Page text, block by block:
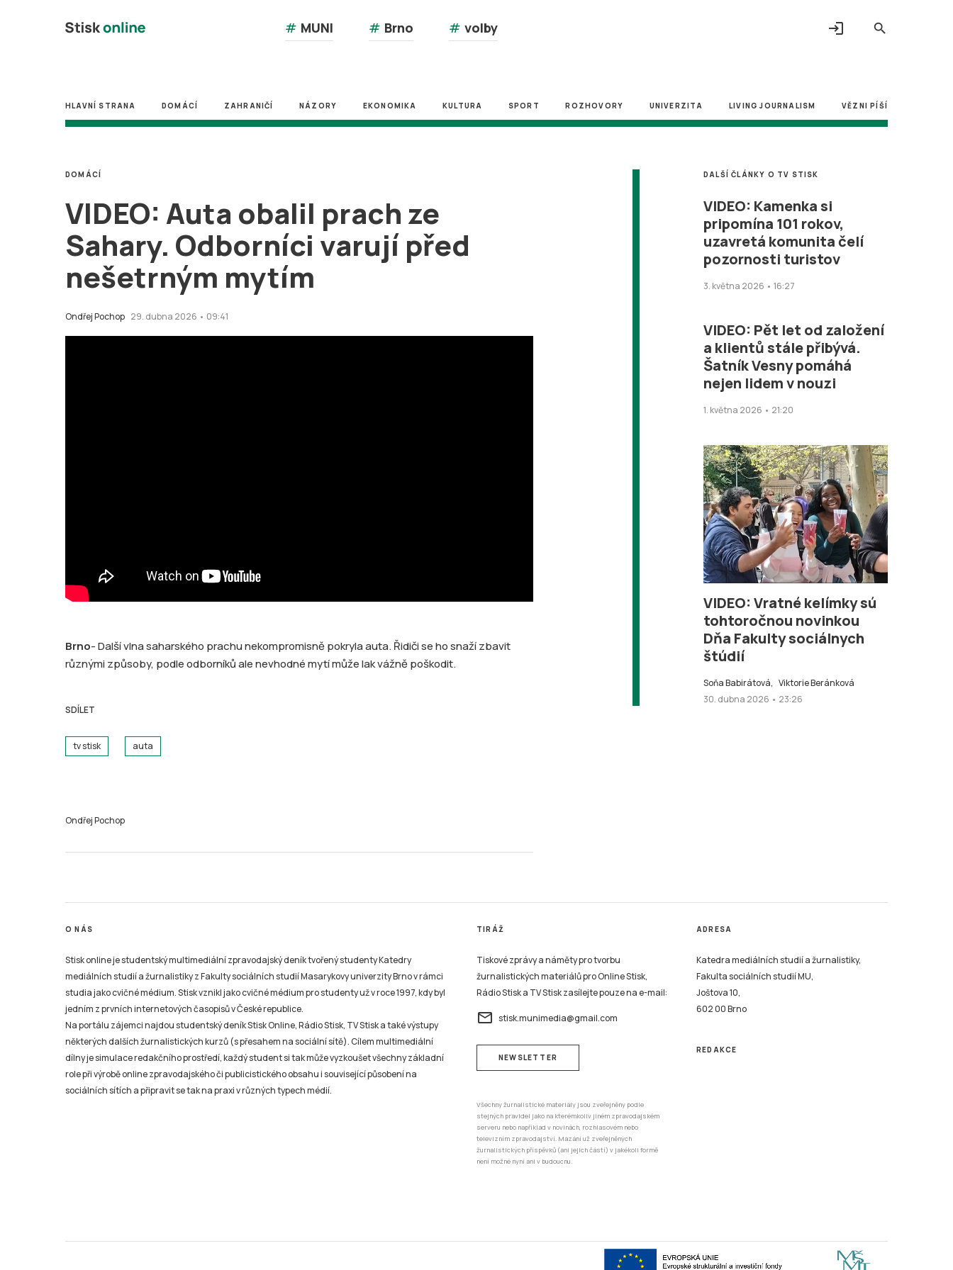
search
# MUNI # Brno # volby login
HLAVNÍ STRANA DOMÁCÍ ZAHRANIČÍ NÁZORY EKONOMIKA KULTURA SPORT ROZHOVORY UNIVERZITA LIVING JOURNALISM VĚZNI PÍŠÍ
VIDEO: Auta obalil prach ze
Sahary. Odborníci varují před
nešetrným mytím
Ondřej Pochop 29. dubna 2026 • 09:41
DOMÁCÍ
Brno- Další vlna saharského prachu nekompromisně pokryla auta. Řidiči se ho snaží zbavit
různými způsoby, podle odborníků ale nevhodné mytí může lak vážně poškodit.
SDÍLET
tv stisk auta
Ondřej Pochop
DALŠÍ ČLÁNKY O TV STISK
VIDEO: Kamenka si
pripomína 101 rokov,
uzavretá komunita čelí
pozornosti turistov
3. května 2026 • 16:27
VIDEO: Pět let od založení
a klientů stále přibývá.
Šatník Vesny pomáhá
nejen lidem v nouzi
1. května 2026 • 21:20
VIDEO: Vratné kelímky sú
tohtoročnou novinkou
Dňa Fakulty sociálnych
štúdií
Soňa Babirátová, Viktorie Beránková
30. dubna 2026 • 23:26
O NÁS
Stisk online je studentský multimediální zpravodajský deník tvořený studenty Katedry
mediálních studií a žurnalistiky z Fakulty sociálních studií Masarykovy univerzity Brno v rámci
studia jako cvičné médium. Stisk vznikl jako cvičné médium pro studenty už v roce 1997, kdy byl
jedním z prvních internetových časopisů v České republice.
Na portálu zájemci najdou studentský deník Stisk Online, Rádio Stisk, TV Stisk a také výstupy
některých dalších žurnalistických kurzů (s přesahem na sociální sítě). Cílem multimediální
dílny je simulace redakčního prostředí, každý student si tak může vyzkoušet všechny základní
role při výrobě online zpravodajského či publicistického obsahu i související působení na
sociálních sítích a připravit se tak na praxi v různých typech médií.
TIRÁŽ
Tiskové zprávy a náměty pro tvorbu
žurnalistických materiálů pro Online Stisk,
Rádio Stisk a TV Stisk zasílejte pouze na e-mail:
email stisk.munimedia@gmail.com
NEWSLETTER
Všechny žurnalistické materiály jsou zveřejněny podle
stejných pravidel jako na kterémkoliv jiném zpravodajském
serveru nebo například v novinách, rozhlasovém nebo
televizním zpravodajství. Mazání už zveřejněných
žurnalistických příspěvků (ani jejich částí) v jakékoli formě
není možné nyní ani v budoucnu.
ADRESA
Katedra mediálních studií a žurnalistiky,
Fakulta sociálních studií MU,
Joštova 10,
602 00 Brno
REDAKCE